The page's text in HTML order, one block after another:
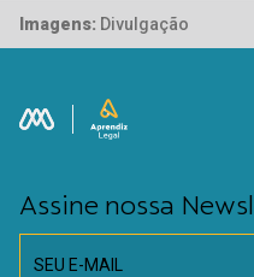
Imagens: Divulgação
Assine nossa
SEU E-MAIL